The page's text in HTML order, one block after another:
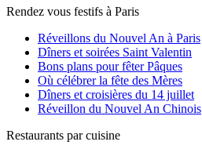
Rendez vous festifs à Paris
Réveillons du Nouvel An à Paris
Dîners et soirées Saint Valentin
Bons plans pour fêter Pâques
Où célébrer la fête des Mères
Dîners et croisières du 14 juillet
Réveillon du Nouvel An Chinois
Restaurants par cuisine